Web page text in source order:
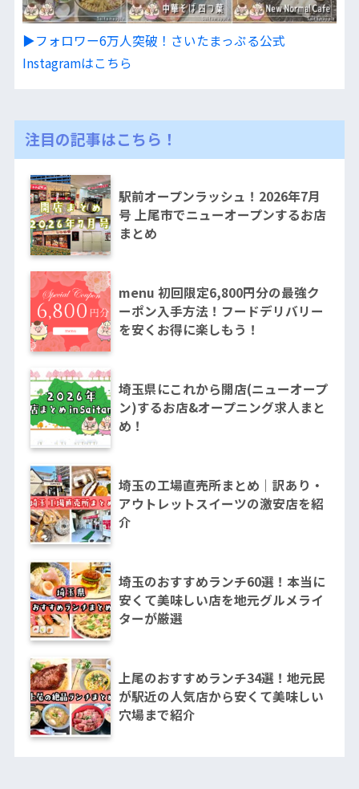
▶︎フォロワー6万人突破！さいたまっぷる公式
Instagramはこちら
注目の記事はこちら！
駅前オープンラッシュ！2026年7月
号 上尾市でニューオープンするお店
まとめ
menu 初回限定6,800円分の最強ク
ーポン入手方法！フードデリバリー
を安くお得に楽しもう！
埼玉県にこれから開店(ニューオープ
ン)するお店&オープニング求人まと
め！
埼玉の工場直売所まとめ｜訳あり・
アウトレットスイーツの激安店を紹
介
埼玉のおすすめランチ60選！本当に
安くて美味しい店を地元グルメライ
ターが厳選
上尾のおすすめランチ34選！地元民
が駅近の人気店から安くて美味しい
穴場まで紹介